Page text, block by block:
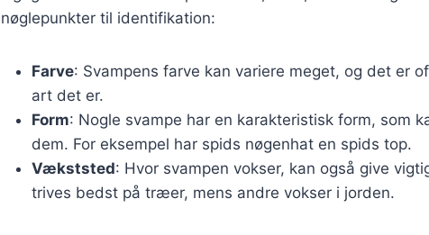
nøglepunkter til identifikation:
Farve: Svampens farve kan variere meget, og det er
art det er.
Form: Nogle svampe har en karakteristisk form, som
dem. For eksempel har spids nøgenhat en spids top.
Vækststed: Hvor svampen vokser, kan også give
trives bedst på træer, mens andre vokser i jorden.